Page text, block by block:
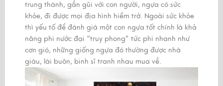
trung thành, gần gũi với con người, ngựa có sức
khỏe, đi được mọi địa hình hiểm trở. Ngoài sức khỏe
thì yếu tố để đánh giá một con ngựa tốt chính là khả
năng phi nước đại “truy phong” tức phi nhanh như
cơn gió, những giống ngựa đó thường được nhà
giàu, lái buôn, binh sĩ tranh nhau mua về.